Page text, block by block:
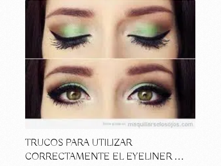
TRUCOS PARA UTILIZAR
CORRECTAMENTE EL EYELINER …